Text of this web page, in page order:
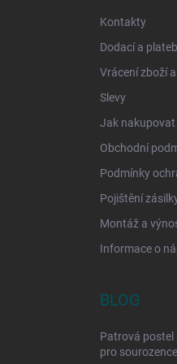
Kontakty
Dodací a
Vrácení zboží
Slevy
Jak nakupovat
Obchodní
Podmínky
Pojištění
Montáž a
Informace o
BLOG
Patrová postel
pro